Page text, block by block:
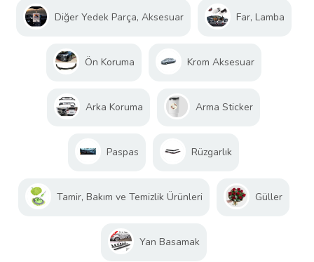
Diğer Yedek Parça, Aksesuar Far, Lamba
Ön Koruma Krom Aksesuar
Arka Koruma Arma Sticker
Paspas Rüzgarlık
Tamir, Bakım ve Temizlik Ürünleri Güller
Yan Basamak